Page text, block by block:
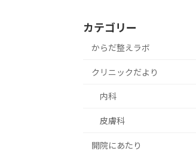
カテゴリー
からだ整えラボ
クリニックだより
内科
皮膚科
開院にあたり